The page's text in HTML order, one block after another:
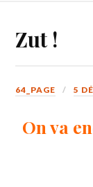
Zut !
64_PAGE 5
On va